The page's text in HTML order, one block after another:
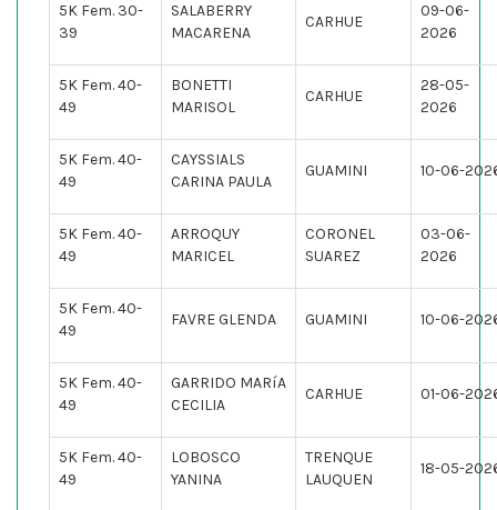
5K Fem. 30-
39
SALABERRY
MACARENA
CARHUE
09-06-
2026
5K Fem. 40-
49
BONETTI
MARISOL
CARHUE
28-05-
2026
5K Fem. 40-
49
CAYSSIALS
CARINA PAULA
GUAMINI 10-06-
5K Fem. 40-
49
ARROQUY
MARICEL
CORONEL
SUAREZ
03-06-
2026
5K Fem. 40-
49
FAVRE GLENDA GUAMINI 10-06-
5K Fem. 40-
49
GARRIDO MARíA
CECILIA
CARHUE 01-06-
5K Fem. 40-
49
LOBOSCO
YANINA
TRENQUE
LAUQUEN
18-05-